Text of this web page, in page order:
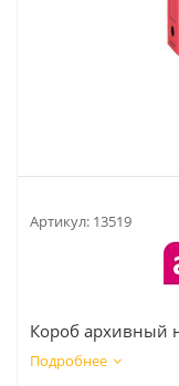
Артикул: 13519
Короб архивный
Подробнее